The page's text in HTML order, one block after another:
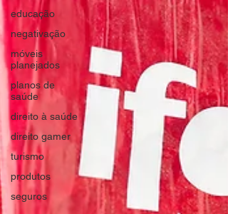
educação
negativação
móveis
planejados
planos de
saúde
direito à saúde
direito gamer
turismo
produtos
seguros